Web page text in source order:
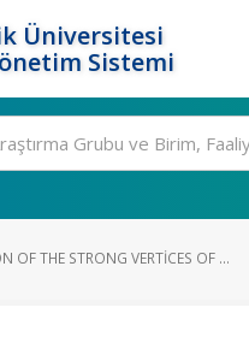
Üniversitesi
Sistemi
OF THE STRONG VERTICES OF ...